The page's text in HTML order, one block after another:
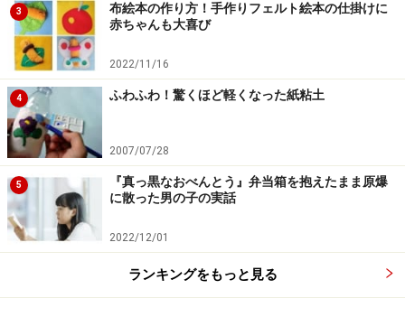
3
布絵本の作り方！手作りフェルト絵本の仕掛けに
赤ちゃんも大喜び
2022/11/16
4 ふわふわ！驚くほど軽くなった紙粘土
2007/07/28
5
『真っ黒なおべんとう』弁当箱を抱えたまま原爆
に散った男の子の実話
2022/12/01
ランキングをもっと見る